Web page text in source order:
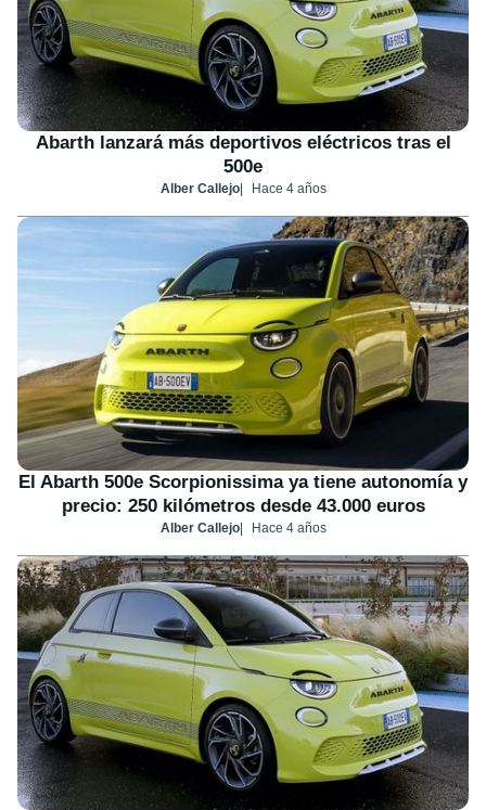
Abarth lanzará más deportivos eléctricos tras el
500e
Alber Callejo Hace 4 años
El Abarth 500e Scorpionissima ya tiene autonomía y
precio: 250 kilómetros desde 43.000 euros
Alber Callejo Hace 4 años